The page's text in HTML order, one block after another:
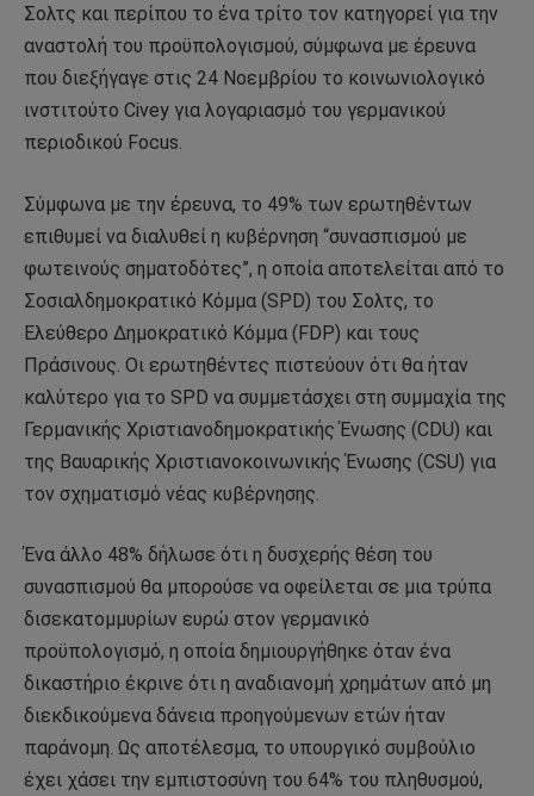
Σολτς και περίπου το ένα τρίτο τον κατηγορεί για την
αναστολή του προϋπολογισμού, σύμφωνα με έρευνα
που διεξήγαγε στις 24 Νοεμβρίου το κοινωνιολογικό
ινστιτούτο Civey για λογαριασμό του γερμανικού
περιοδικού Focus.
Σύμφωνα με την έρευνα, το 49% των ερωτηθέντων
επιθυμεί να διαλυθεί η κυβέρνηση “συνασπισμού με
φωτεινούς σηματοδότες”, η οποία αποτελείται από το
Σοσιαλδημοκρατικό Κόμμα (SPD) του Σολτς, το
Ελεύθερο Δημοκρατικό Κόμμα (FDP) και τους
Πράσινους. Οι ερωτηθέντες πιστεύουν ότι θα ήταν
καλύτερο για το SPD να συμμετάσχει στη συμμαχία της
Γερμανικής Χριστιανοδημοκρατικής Ένωσης (CDU) και
της Βαυαρικής Χριστιανοκοινωνικής Ένωσης (CSU) για
τον σχηματισμό νέας κυβέρνησης.
Ένα άλλο 48% δήλωσε ότι η δυσχερής θέση του
συνασπισμού θα μπορούσε να οφείλεται σε μια τρύπα
δισεκατομμυρίων ευρώ στον γερμανικό
προϋπολογισμό, η οποία δημιουργήθηκε όταν ένα
δικαστήριο έκρινε ότι η αναδιανομή χρημάτων από μη
διεκδικούμενα δάνεια προηγούμενων ετών ήταν
παράνομη. Ως αποτέλεσμα, το υπουργικό συμβούλιο
έχει χάσει την εμπιστοσύνη του 64% του πληθυσμού,